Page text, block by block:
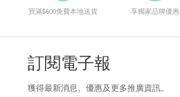
買滿$600免費本地送貨 享獨家品牌優惠
訂閱電子報
獲得最新消息、優惠及更多推廣資訊。